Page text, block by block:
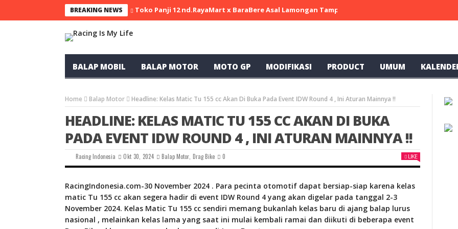
BREAKING NEWS Toko Panji 12 nd.RayaMart x BaraBere Asal Lamongan Tampil Kompetitif, Raih Tiga Podium di
BALAP MOBIL BALAP MOTOR MOTO GP MODIFIKASI PRODUCT UMUM
Home Balap Motor Headline: Kelas Matic Tu 155 cc Akan Di Buka Pada Event IDW Round 4 , Ini Aturan Mainnya !!
HEADLINE: KELAS MATIC TU 155 CC AKAN DI BUKA
PADA EVENT IDW ROUND 4 , INI ATURAN MAINNYA !!
Racing Indonesia Okt 30, 2024 Balap Motor Drag Bike 0 LIKE
RacingIndonesia.com-30 November 2024 . Para pecinta otomotif dapat bersiap-siap karena kelas
matic Tu 155 cc akan segera hadir di event IDW Round 4 yang akan digelar pada tanggal 2-3
November 2024. Kelas Matic Tu 155 cc sendiri memang bukanlah kelas baru di ajang balap lurus
nasional , melainkan kelas lama yang saat ini mulai kembali ramai dan diikuti di beberapa event